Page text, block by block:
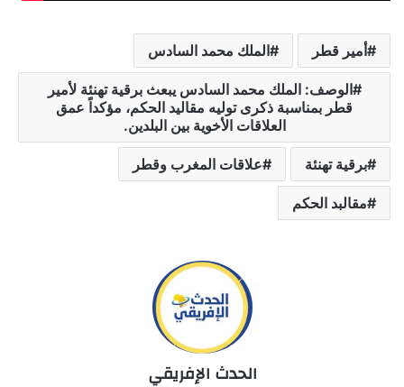
أمير قطر الملك محمد السادس
الوصف: الملك محمد السادس يبعث برقية تهنئة لأمير
قطر بمناسبة ذكرى توليه مقاليد الحكم، مؤكداً عمق
العلاقات الأخوية بين البلدين.
برقية تهنئة علاقات المغرب وقطر
مقالبد الحكم
الحدث الإفريقي